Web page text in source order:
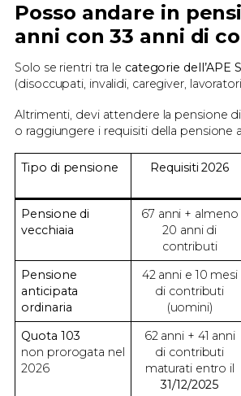
Posso andare in
anni con 33 anni di
Solo se rientri tra le categorie dell’APE
(disoccupati, invalidi, caregiver,
Altrimenti, devi attendere la pensione
o raggiungere i requisiti della pensione
Tipo di pensione Requisiti 2026
Pensione di
vecchiaia
67 anni + almeno
20 anni di
contributi
Pensione
anticipata
ordinaria
42 anni e 10 mesi
di contributi
(uomini)
Quota 103
non prorogata nel
2026
62 anni + 41 anni
di contributi
maturati entro il
31/12/2025